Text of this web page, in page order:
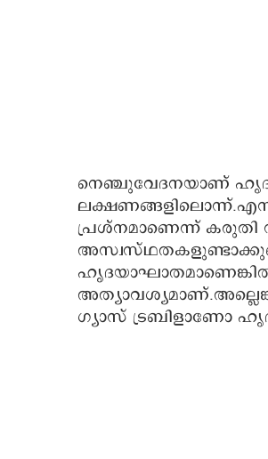
നെഞ്ചുവേദനയാണ്
പ്രശ്നമാണെന്ന് കരുതി
ഗ്യാസ് ട്രബിളാണോ